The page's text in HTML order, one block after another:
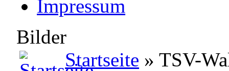
Impressum
Bilder
Startseite » TSV-